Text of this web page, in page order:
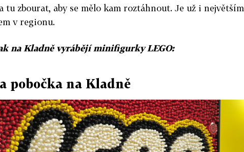
tu zbourat, aby se mělo kam roztáhnout. Je už i největším
v regionu.
na Kladně vyrábějí minifigurky LEGO:
pobočka na Kladně